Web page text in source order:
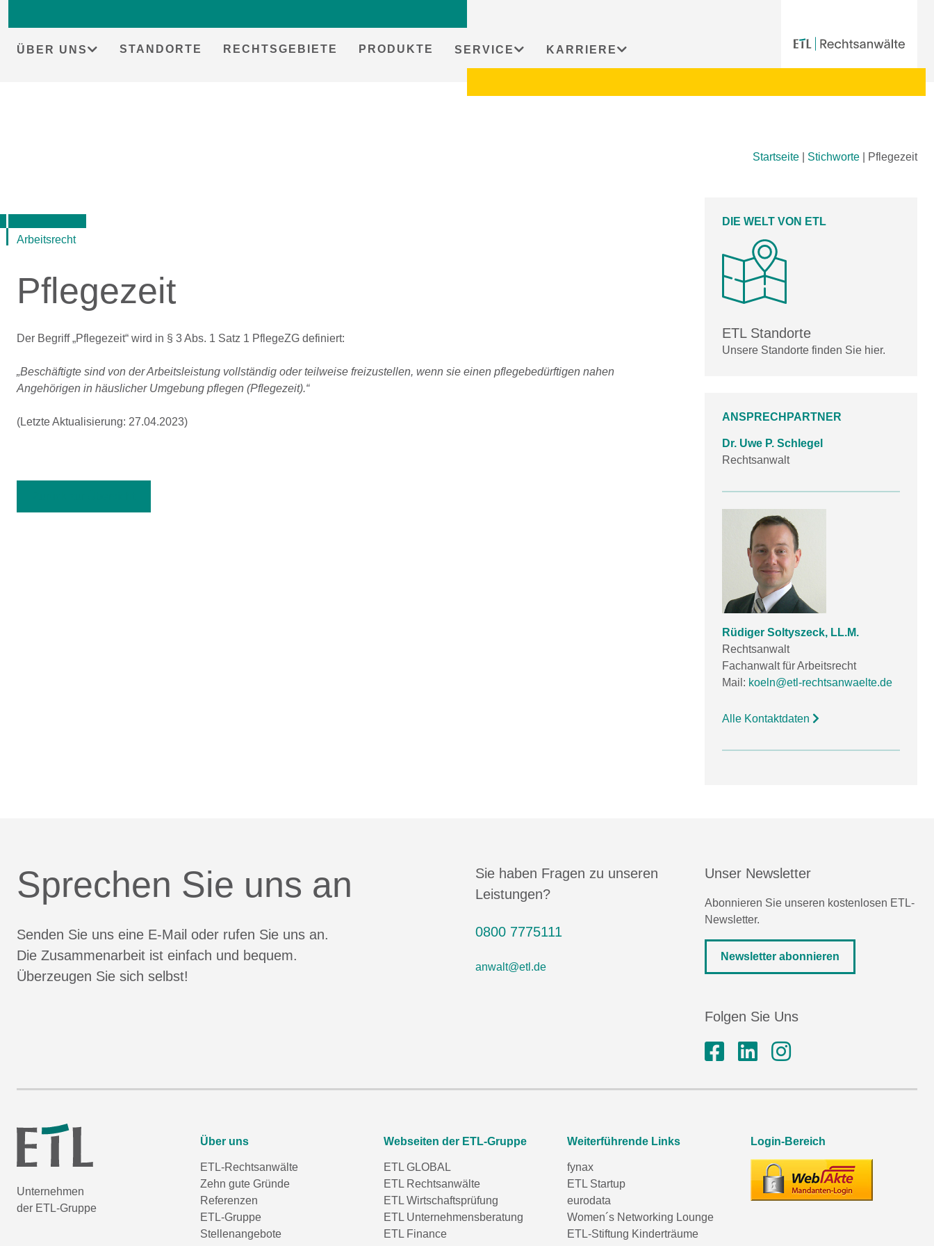
ÜBER UNS STANDORTE RECHTSGEBIETE PRODUKTE SERVICE KARRIERE
Startseite Stichworte Pflegezeit
Arbeitsrecht
Pflegezeit
Der Begriff „Pflegezeit“ wird in § 3 Abs. 1 Satz 1 PflegeZG definiert:
„Beschäftigte sind von der Arbeitsleistung vollständig oder teilweise freizustellen, wenn sie einen pflegebedürftigen nahen
Angehörigen in häuslicher Umgebung pflegen (Pflegezeit).“
(Letzte Aktualisierung: 27.04.2023)
DIE WELT VON ETL
ETL Standorte
Unsere Standorte finden Sie hier.
ANSPRECHPARTNER
Dr. Uwe P. Schlegel
Rechtsanwalt
Rüdiger Soltyszeck, LL.M.
Rechtsanwalt
Fachanwalt für Arbeitsrecht
Mail: koeln@etl-rechtsanwaelte.de
Alle Kontaktdaten
Sprechen Sie uns an
Senden Sie uns eine E-Mail oder rufen Sie uns an.
Die Zusammenarbeit ist einfach und bequem.
Überzeugen Sie sich selbst!
Sie haben Fragen zu unseren
Leistungen?
0800 7775111
anwalt@etl.de
Unser Newsletter
Abonnieren Sie unseren kostenlosen ETL-
Newsletter.
Newsletter abonnieren
Folgen Sie Uns
Unternehmen
der ETL-Gruppe
Über uns
ETL-Rechtsanwälte
Zehn gute Gründe
Referenzen
ETL-Gruppe
Stellenangebote
Webseiten der ETL-Gruppe
ETL GLOBAL
ETL Rechtsanwälte
ETL Wirtschaftsprüfung
ETL Unternehmensberatung
ETL Finance
Weiterführende Links
fynax
ETL Startup
eurodata
Women´s Networking Lounge
ETL-Stiftung Kinderträume
Login-Bereich